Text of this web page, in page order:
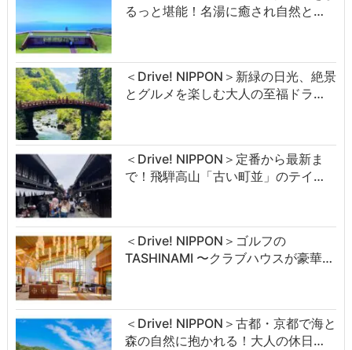
るっと堪能！名湯に癒され自然と…
＜Drive! NIPPON＞新緑の日光、絶景
とグルメを楽しむ大人の至福ドラ…
＜Drive! NIPPON＞定番から最新ま
で！飛騨高山「古い町並」のテイ…
＜Drive! NIPPON＞ゴルフの
TASHINAMI 〜クラブハウスが豪華…
＜Drive! NIPPON＞古都・京都で海と
森の自然に抱かれる！大人の休日…